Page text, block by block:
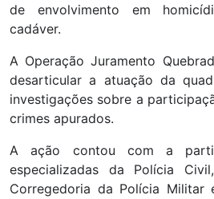
de envolvimento em
cadáver.
A Operação Juramento
desarticular a atuação da
investigações sobre a
crimes apurados.
A ação contou com a
especializadas da Polícia
Corregedoria da Polícia Militar